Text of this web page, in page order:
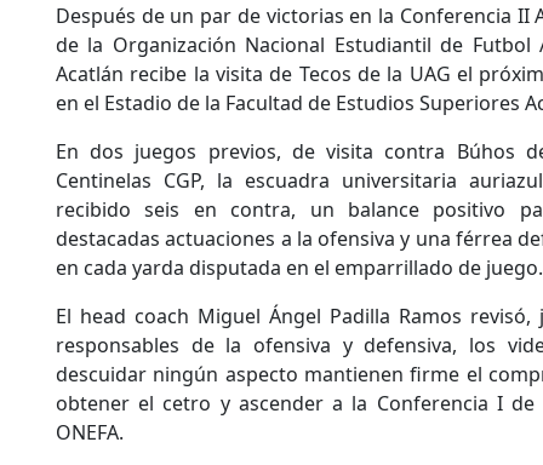
Después de un par de victorias en la Conferencia II
de la Organización Nacional Estudiantil de Futbol
Acatlán recibe la visita de Tecos de la UAG el
en el Estadio de la Facultad de Estudios Superiores
En dos juegos previos, de visita contra Búhos
Centinelas CGP, la escuadra universitaria
recibido seis en contra, un balance positivo
destacadas actuaciones a la ofensiva y una férrea
en cada yarda disputada en el emparrillado de juego.
El head coach Miguel Ángel Padilla Ramos
responsables de la ofensiva y defensiva, los
descuidar ningún aspecto mantienen firme el
obtener el cetro y ascender a la Conferencia I
ONEFA.